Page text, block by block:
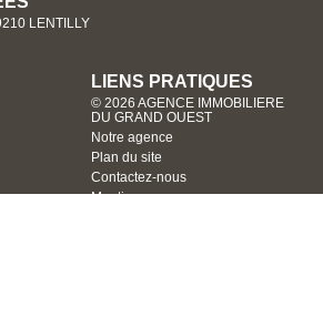
LENTILLY
LIENS PRATIQUES
© 2026 AGENCE IMMOBILIERE
DU GRAND OUEST
Notre agence
Plan du site
Contactez-nous
Mentions